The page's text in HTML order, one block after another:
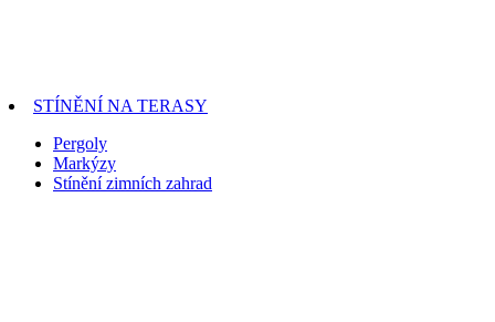
STÍNĚNÍ NA TERASY
Pergoly
Markýzy
Stínění zimních zahrad